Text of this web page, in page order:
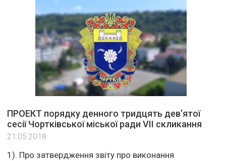
ПРОЕКТ порядку денного тридцять дев’ятої
сесії Чортківської міської ради VII скликання
21.05.2018
1). Про затвердження звіту про виконання